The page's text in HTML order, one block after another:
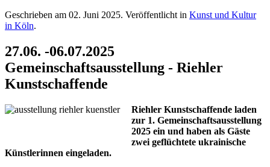
Geschrieben am 02. Juni 2025. Veröffentlicht in Kunst und Kultur
in Köln.
27.06. -06.07.2025
Gemeinschaftsausstellung - Riehler
Kunstschaffende
Riehler Kunstschaffende laden
zur 1. Gemeinschaftsausstellung
2025 ein und haben als Gäste
zwei geflüchtete ukrainische
Künstlerinnen eingeladen.